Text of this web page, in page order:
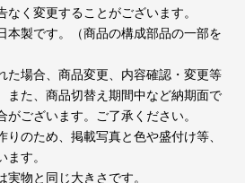
く変更することがございます。
本製です。（商品の構成部品の一部を
た場合、商品変更、内容確認・変更等
また、商品切替え期間中など納期面で
がございます。ご了承ください。
りのため、掲載写真と色や盛付け等、
す。
物と同じ大きさです。